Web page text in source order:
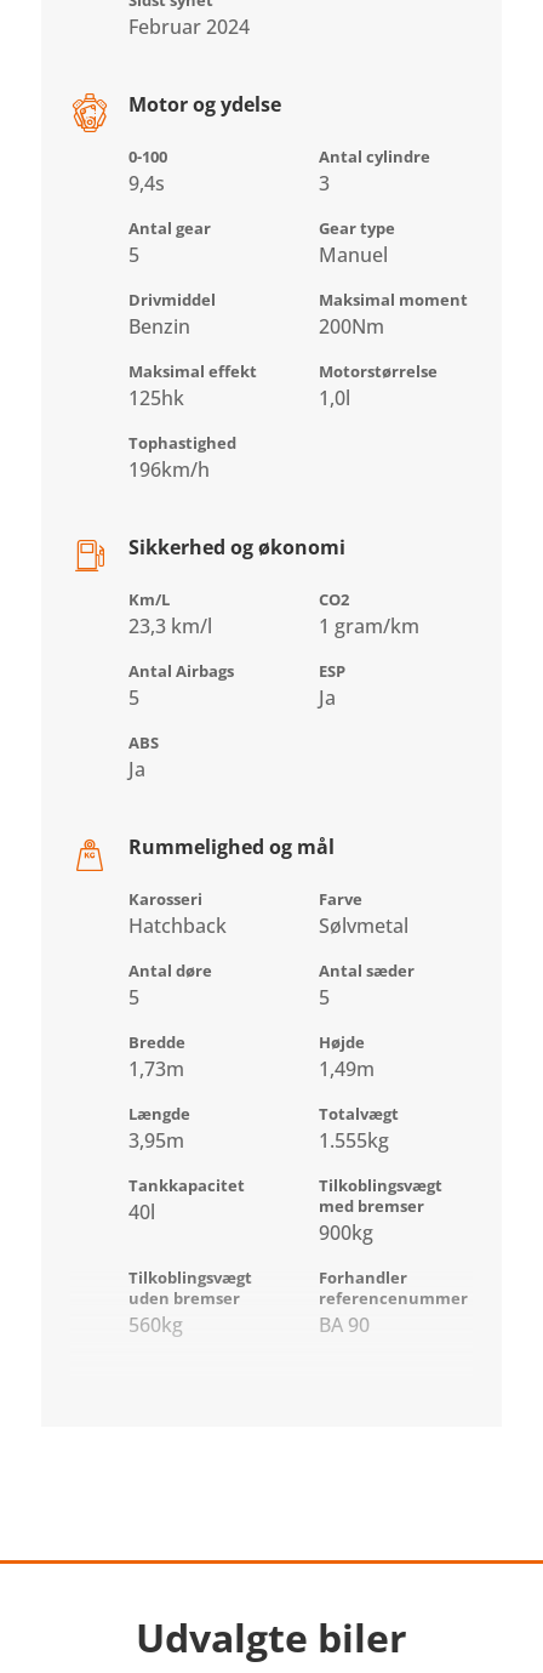
Februar 2024
Motor og ydelse
0-100
9,4s
Antal cylindre
3
Antal gear
5
Gear type
Manuel
Drivmiddel
Benzin
Maksimal moment
200Nm
Maksimal effekt
125hk
Motorstørrelse
1,0l
Tophastighed
196km/h
Sikkerhed og økonomi
Km/L
23,3 km/l
CO2
1 gram/km
Antal Airbags
5
ESP
Ja
ABS
Ja
Rummelighed og mål
Karosseri
Hatchback
Farve
Sølvmetal
Antal døre
5
Antal sæder
5
Bredde
1,73m
Højde
1,49m
Længde
3,95m
Totalvægt
1.555kg
Tankkapacitet
40l
Tilkoblingsvægt
med bremser
900kg
Tilkoblingsvægt
uden bremser
560kg
Forhandler
referencenummer
BA 90
Udvalgte biler